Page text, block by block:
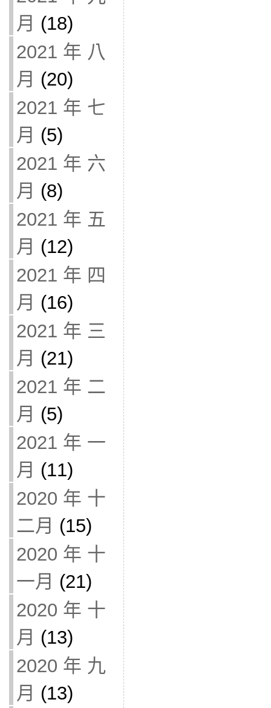
月 (18)
2021 年 八
月 (20)
2021 年 七
月 (5)
2021 年 六
月 (8)
2021 年 五
月 (12)
2021 年 四
月 (16)
2021 年 三
月 (21)
2021 年 二
月 (5)
2021 年 一
月 (11)
2020 年 十
二月 (15)
2020 年 十
一月 (21)
2020 年 十
月 (13)
2020 年 九
月 (13)